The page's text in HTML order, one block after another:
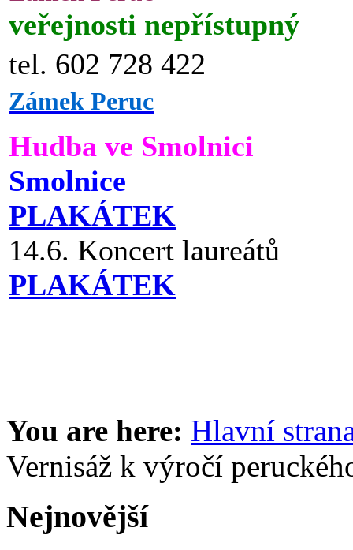
veřejnosti nepřístupný
tel. 602 728 422
Zámek Peruc
Hudba ve Smolnici
Smolnice
PLAKÁTEK
14.6. Koncert laureátů
PLAKÁTEK
You are here: Hlavní
Vernisáž k výročí
Nejnovější